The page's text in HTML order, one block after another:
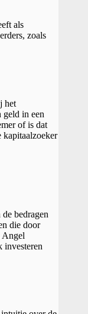
als
zoals
het
geld in een
of is dat
kapitaalzoeker
bedragen
die door
Angel
investeren